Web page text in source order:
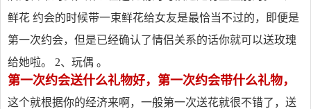
鲜花 约会的时候带一束鲜花给女友是最恰当不过的，即便是
第一次约会，但是已经确认了情侣关系的话你就可以送玫瑰
给她啦。 2、玩偶 。
第一次约会送什么礼物好，第一次约会带什么礼物，
这个就根据你的经济来啊，一般第一次送花就很不错了，送